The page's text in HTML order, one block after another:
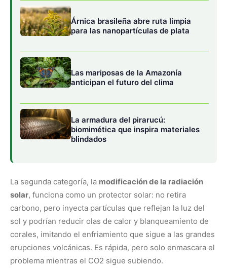
La segunda categoría, la
modificación de la radiación
solar, funciona como un protector solar: no retira
sol y podrían reducir olas de calor y blanqueamiento de
corales, imitando el enfriamiento que sigue a las grandes
erupciones volcánicas. Es rápida, pero solo enmascara el
Dónde está el riesgo para la vida marina
Atraer más dióxido de carbono al océano puede agravar
la acidificación, que ya debilita las conchas de las ostras
y daña corales y plancton, base de la cadena alimentaria.
Los métodos biológicos, además, dependen de
nutrientes: fertilizar la superficie en una zona puede
asfixiar las aguas de abajo o perjudicar la pesca a miles
de kilómetros, al agotar nutrientes que las corrientes
llevarían a zonas productivas. Los cambios en la